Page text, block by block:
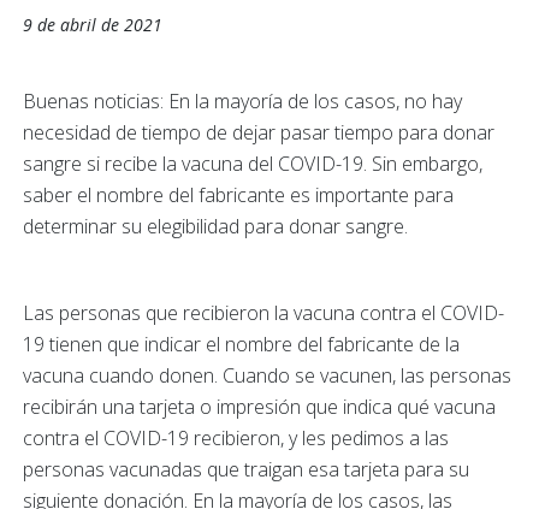
9 de abril de 2021
Buenas noticias: En la mayoría de los casos, no hay
necesidad de tiempo de dejar pasar tiempo para donar
sangre si recibe la vacuna del COVID-19. Sin embargo,
saber el nombre del fabricante es importante para
determinar su elegibilidad para donar sangre.
Las personas que recibieron la vacuna contra el COVID-
19 tienen que indicar el nombre del fabricante de la
vacuna cuando donen. Cuando se vacunen, las personas
recibirán una tarjeta o impresión que indica qué vacuna
contra el COVID-19 recibieron, y les pedimos a las
personas vacunadas que traigan esa tarjeta para su
siguiente donación. En la mayoría de los casos, las